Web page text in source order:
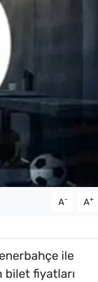
A- A+
ile
bilet fiyatları